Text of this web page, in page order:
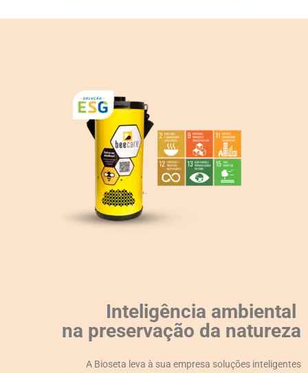
Inteligência ambiental
na preservação da natureza
A Bioseta leva à sua empresa soluções inteligentes